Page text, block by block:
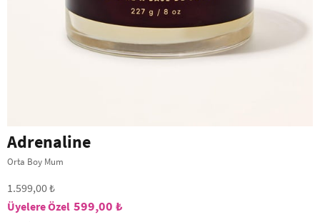
Adrenaline
Orta Boy Mum
1.599,00 ₺
599,00 ₺